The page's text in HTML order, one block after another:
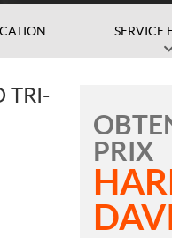
SERVICE
TRI-
PRIX